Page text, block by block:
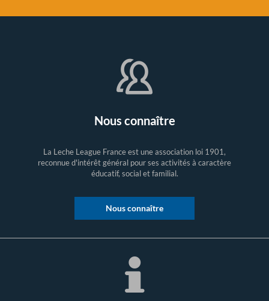
Nous connaître
La Leche League France est une association loi 1901,
reconnue d'intérêt général pour ses activités à caractère
éducatif, social et familial.
Nous connaître